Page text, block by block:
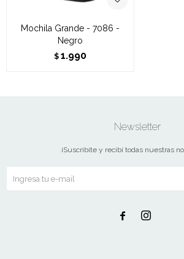
Mochila Grande - 7086 -
Negro
$ 1.990
Newsletter
¡Suscribite y recibí todas nuestras
 